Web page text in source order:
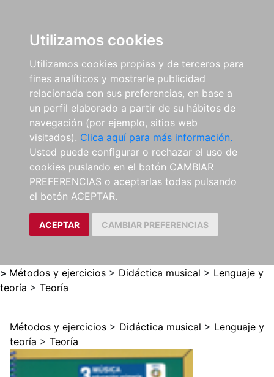
Utilizamos cookies
Utilizamos cookies propias y de terceros para
fines analíticos y mostrarle publicidad
relacionada con sus preferencias, en base a
un perfil elaborado a partir de su hábitos de
navegación (por ejemplo, sitios web
visitados). Clica aquí para más información.
Usted puede configurar o rechazar el uso de
cookies puslando en el botón CAMBIAR
PREFERENCIAS o aceptarlas todas pulsando
el botón ACEPTAR.
ACEPTAR CAMBIAR PREFERENCIAS
> Métodos y ejercicios > Didáctica musical > Lenguaje y
teoría > Teoría
Métodos y ejercicios > Didáctica musical > Lenguaje y
teoría > Teoría